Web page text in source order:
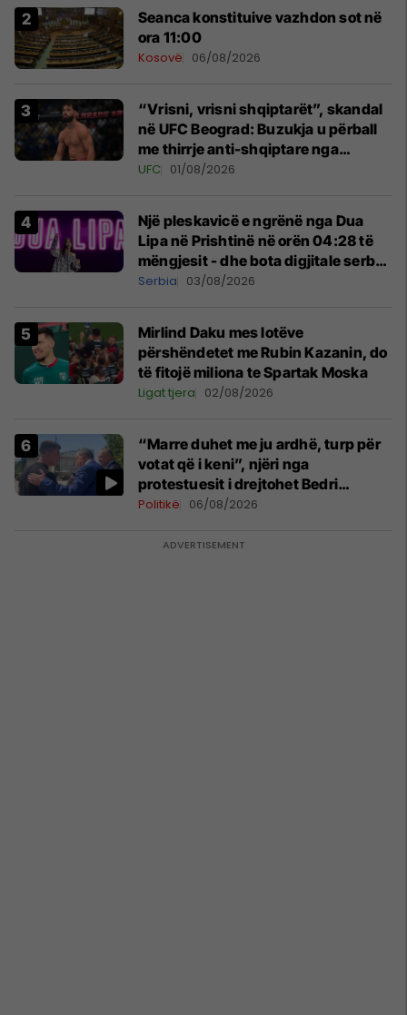
Seanca konstituive vazhdon sot në
ora 11:00
Kosovë 06/08/2026
“Vrisni, vrisni shqiptarët”, skandal
në UFC Beograd: Buzukja u përball
me thirrje anti-shqiptare nga
tribunat
UFC 01/08/2026
Një pleskavicë e ngrënë nga Dua
Lipa në Prishtinë në orën 04:28 të
mëngjesit - dhe bota digjitale serbe
shpall gjendjen e luftës
Serbia 03/08/2026
Mirlind Daku mes lotëve
përshëndetet me Rubin Kazanin, do
të fitojë miliona te Spartak Moska
Ligat tjera 02/08/2026
“Marre duhet me ju ardhë, turp për
votat që i keni”, njëri nga
protestuesit i drejtohet Bedri
Hamzës
Politikë 06/08/2026